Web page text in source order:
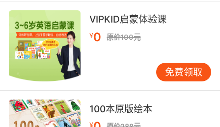
10. karen, if this is you helping, stop helping.
Karen 如果你这是在帮忙 那就不必了
VIPKID启蒙体验课
¥0 原价100元
免费领取
100本原版绘本
¥